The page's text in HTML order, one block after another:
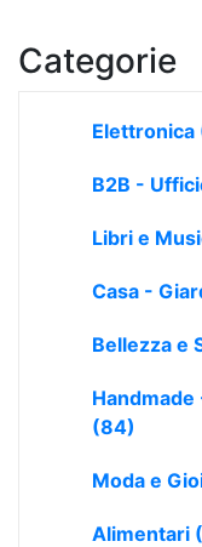
Categorie
Elettronica
B2B -
Libri e
Casa -
Bellezza e
(84)
Moda e
Alimentari